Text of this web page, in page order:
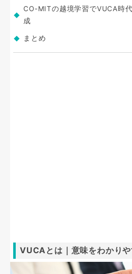
CO-MITの越境学習でVUCA時
成
まとめ
VUCAとは｜意味をわかり